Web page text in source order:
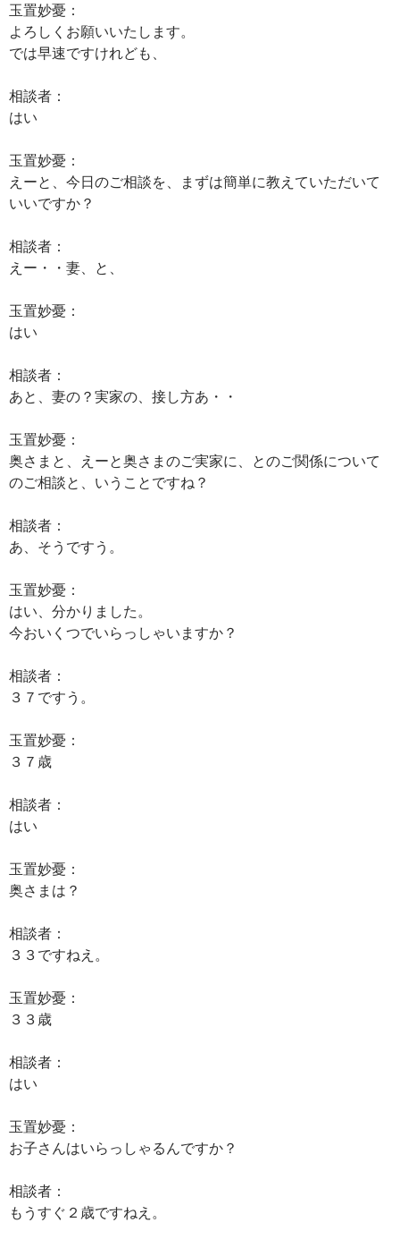
玉置妙憂：
よろしくお願いいたします。
では早速ですけれども、
相談者：
はい
玉置妙憂：
えーと、今日のご相談を、まずは簡単に教えていただいて
いいですか？
相談者：
えー・・妻、と、
玉置妙憂：
はい
相談者：
あと、妻の？実家の、接し方あ・・
玉置妙憂：
奥さまと、えーと奥さまのご実家に、とのご関係について
のご相談と、いうことですね？
相談者：
あ、そうですう。
玉置妙憂：
はい、分かりました。
今おいくつでいらっしゃいますか？
相談者：
３７ですう。
玉置妙憂：
３７歳
相談者：
はい
玉置妙憂：
奥さまは？
相談者：
３３ですねえ。
玉置妙憂：
３３歳
相談者：
はい
玉置妙憂：
お子さんはいらっしゃるんですか？
相談者：
もうすぐ２歳ですねえ。